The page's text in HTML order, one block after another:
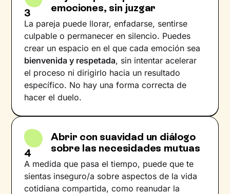
3
emociones, sin juzgar
La pareja puede llorar, enfadarse, sentirse
culpable o permanecer en silencio. Puedes
crear un espacio en el que cada emoción sea
bienvenida y respetada, sin intentar acelerar
el proceso ni dirigirlo hacia un resultado
específico. No hay una forma correcta de
hacer el duelo.
4
Abrir con suavidad un diálogo
sobre las necesidades mutuas
A medida que pasa el tiempo, puede que te
sientas inseguro/a sobre aspectos de la vida
cotidiana compartida, como reanudar la